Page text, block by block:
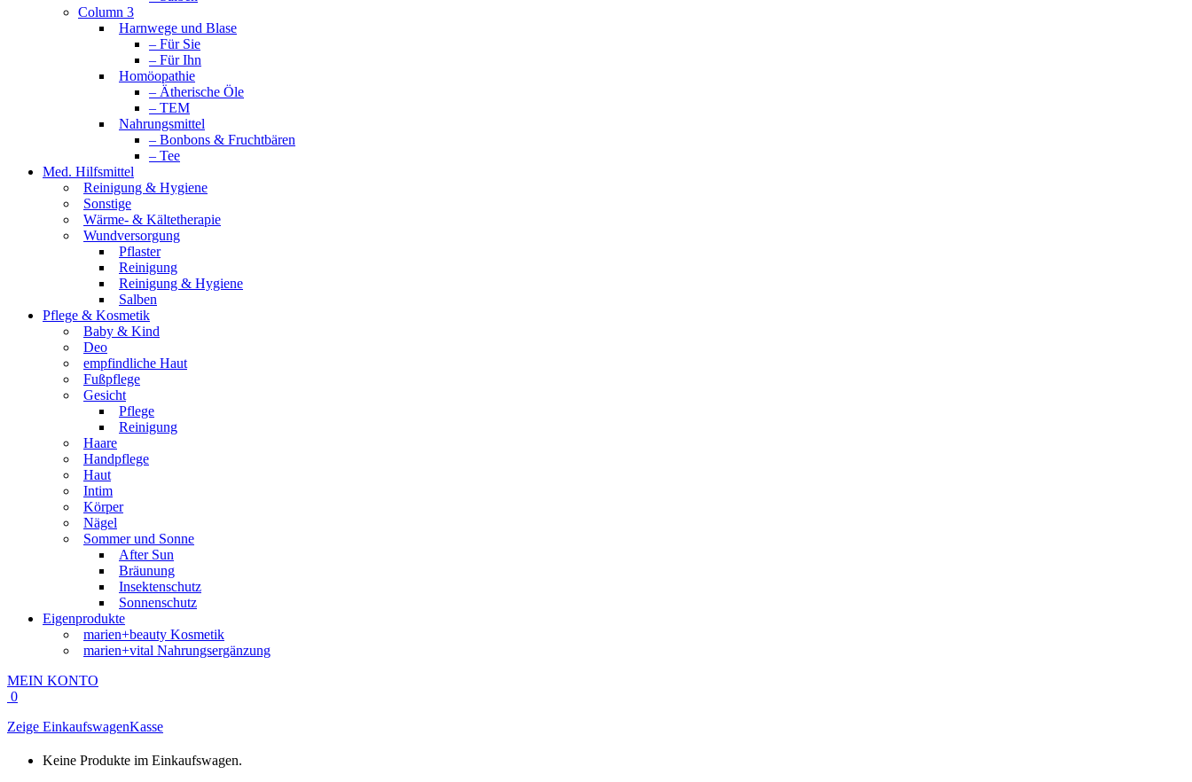
Column 3
Harnwege und Blase
– Für Sie
– Für Ihn
Homöopathie
– Ätherische Öle
– TEM
Nahrungsmittel
– Bonbons & Fruchtbären
– Tee
Med. Hilfsmittel
Reinigung & Hygiene
Sonstige
Wärme- & Kältetherapie
Wundversorgung
Pflaster
Reinigung
Reinigung & Hygiene
Salben
Pflege & Kosmetik
Baby & Kind
Deo
empfindliche Haut
Fußpflege
Gesicht
Pflege
Reinigung
Haare
Handpflege
Haut
Intim
Körper
Nägel
Sommer und Sonne
After Sun
Bräunung
Insektenschutz
Sonnenschutz
Eigenprodukte
marien+beauty Kosmetik
marien+vital Nahrungsergänzung
MEIN KONTO
0
Zeige EinkaufswagenKasse
Keine Produkte im Einkaufswagen.